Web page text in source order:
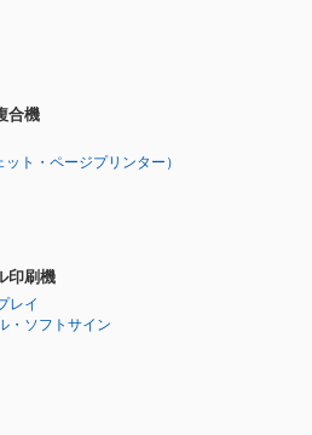
合機
ット・ページプリンター）
印刷機
レイ
・ソフトサイン